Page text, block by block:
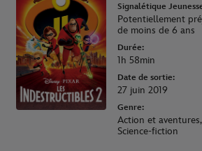
Signalétique
Potentiellement
de moins de 6 ans
Durée:
1h 58min
Date de sortie:
27 juin 2019
Genre:
Action et
Science-fiction